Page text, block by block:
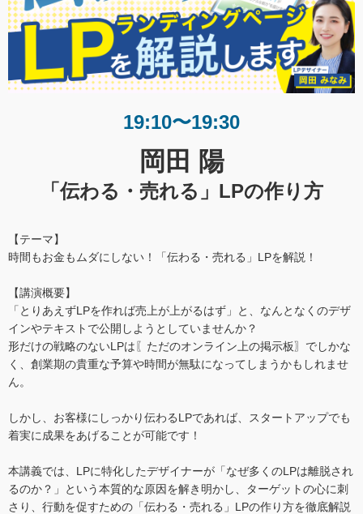
19:10〜19:30
岡田 陽
「伝わる・売れる」LPの作り方
【テーマ】
時間もお金もムダにしない！「伝わる・売れる」LPを解説！
【講演概要】
「とりあえずLPを作れば売上が上がるはず」と、なんとなくのデザ
インやテキストで公開しようとしていませんか？
形だけの戦略のないLPは〖ただのオンライン上の掲示板〗でしかな
く、創業期の貴重な予算や時間が無駄になってしまうかもしれませ
ん。
しかし、お客様にしっかり伝わるLPであれば、スタートアップでも
着実に成果をあげることが可能です！
本講義では、LPに特化したデザイナーが「なぜ多くのLPは離脱され
るのか？」という本質的な原因を解き明かし、ターゲットの心に刺
さり、行動を促すための「伝わる・売れる」LPの作り方を徹底解説